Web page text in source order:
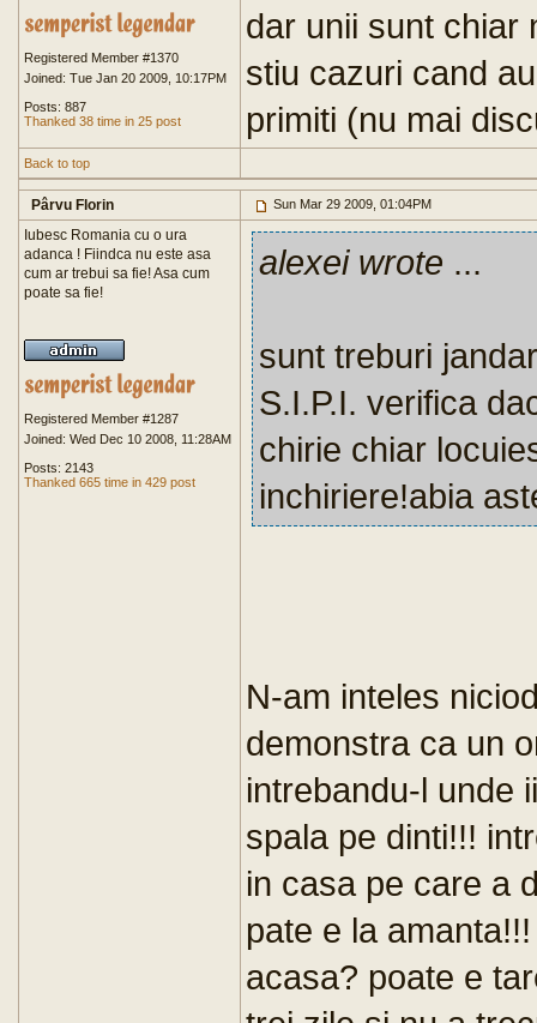
Registered Member #1370
Joined: Tue Jan 20 2009, 10:17PM
Posts: 887
Thanked 38 time in 25 post
dar unii sunt chiar
stiu cazuri cand
primiti (nu mai
Back to top
Pârvu Florin Sun Mar 29 2009, 01:04PM
Iubesc Romania cu o ura
adanca ! Fiindca nu este asa
cum ar trebui sa fie! Asa cum
poate sa fie!
Registered Member #1287
Joined: Wed Dec 10 2008, 11:28AM
Posts: 2143
Thanked 665 time in 429 post
alexei wrote ...
sunt treburi
S.I.P.I. verifica
chirie chiar
inchiriere!abia
N-am inteles
demonstra ca un
intrebandu-l unde
spala pe dinti!!!
in casa pe care a
pate e la
acasa? poate e